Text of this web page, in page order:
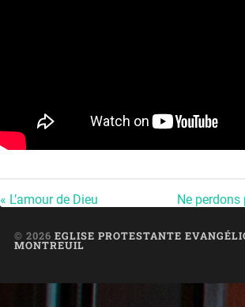
« L’amour de Dieu Ne perdons
© 2026 EGLISE PROTESTANTE
MONTREUIL